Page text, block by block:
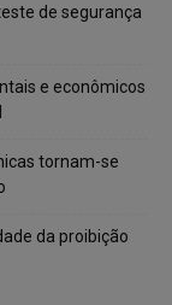
de segurança
e econômicos
tornam-se
da proibição